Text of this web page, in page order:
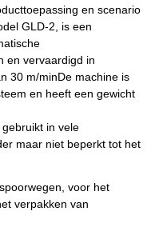
en scenario
GLD-2, is een
en vervaardigd in
30 m/minDe machine is
en heeft een gewicht
in vele
maar niet beperkt tot het
voor het
verpakken van